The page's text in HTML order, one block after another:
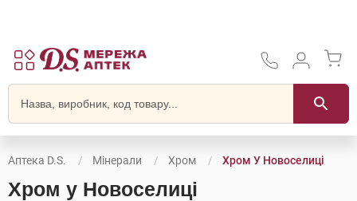
Аптека D.S. Мінерали Хром Хром У Новоселиці
Хром у Новоселиці